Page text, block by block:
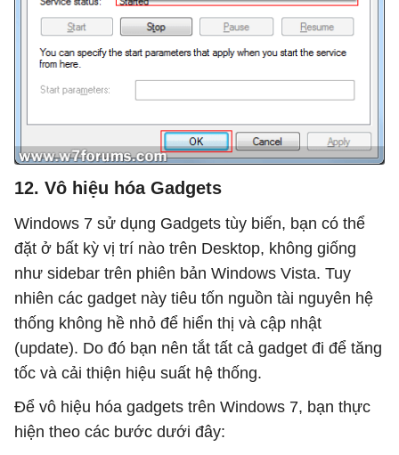
12. Vô hiệu hóa Gadgets
Windows 7 sử dụng Gadgets tùy biến, bạn có thể
đặt ở bất kỳ vị trí nào trên Desktop, không giống
như sidebar trên phiên bản Windows Vista. Tuy
nhiên các gadget này tiêu tốn nguồn tài nguyên hệ
thống không hề nhỏ để hiển thị và cập nhật
(update). Do đó bạn nên tắt tất cả gadget đi để tăng
tốc và cải thiện hiệu suất hệ thống.
Để vô hiệu hóa gadgets trên Windows 7, bạn thực
hiện theo các bước dưới đây: